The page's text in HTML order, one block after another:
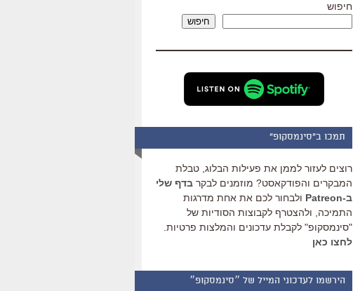
שמע.
חיפוש
חיפוש
תמכו ב"סינמסקופ"
רוצים לעזור לממן את פעילות הבלוג, טבלת
המבקרים והפודקאסט? מוזמנים לבקר בדף שלי
ב-Patreon
ולבחור לכם את אחת מדרגות
התמיכה, ולהצטרף לקבוצות הסודיות של
"סינמסקופ" לקבלת עדכונים והמלצות פרטיות.
לחצו כאן
הירשמו לעדכוני המייל של ״סינמסקופ״